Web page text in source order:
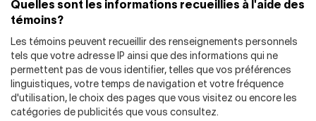
Quelles sont les informations recueillies à l'aide des
témoins?
Les témoins peuvent recueillir des renseignements personnels
tels que votre adresse IP ainsi que des informations qui ne
permettent pas de vous identifier, telles que vos préférences
linguistiques, votre temps de navigation et votre fréquence
d'utilisation, le choix des pages que vous visitez ou encore les
catégories de publicités que vous consultez.